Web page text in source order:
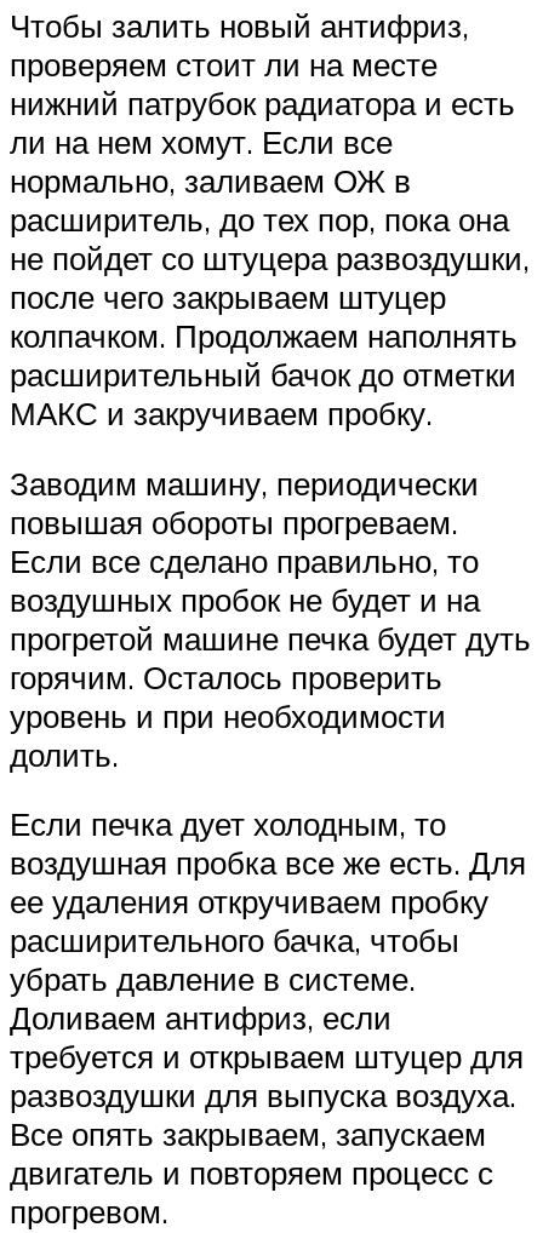
Чтобы залить новый антифриз,
проверяем стоит ли на месте
нижний патрубок радиатора и есть
ли на нем хомут. Если все
нормально, заливаем ОЖ в
расширитель, до тех пор, пока она
не пойдет со штуцера развоздушки,
после чего закрываем штуцер
колпачком. Продолжаем наполнять
расширительный бачок до отметки
МАКС и закручиваем пробку.
Заводим машину, периодически
повышая обороты прогреваем.
Если все сделано правильно, то
воздушных пробок не будет и на
прогретой машине печка будет дуть
горячим. Осталось проверить
уровень и при необходимости
долить.
Если печка дует холодным, то
воздушная пробка все же есть. Для
ее удаления откручиваем пробку
расширительного бачка, чтобы
убрать давление в системе.
Доливаем антифриз, если
требуется и открываем штуцер для
развоздушки для выпуска воздуха.
Все опять закрываем, запускаем
двигатель и повторяем процесс с
прогревом.